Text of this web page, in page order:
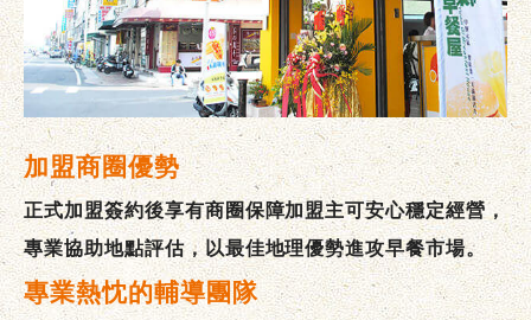
加盟商圈優勢
正式加盟簽約後享有商圈保障加盟主可安心穩定經營，
專業協助地點評估，以最佳地理優勢進攻早餐市場。
專業熱忱的輔導團隊